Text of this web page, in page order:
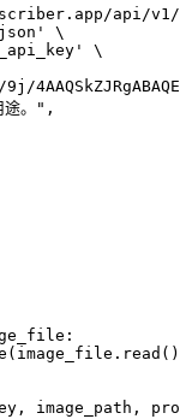
api/v1/
\
\
9j/
。",
image_path,